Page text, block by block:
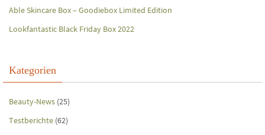
Able Skincare Box – Goodiebox Limited Edition
Lookfantastic Black Friday Box 2022
Kategorien
Beauty-News (25)
Testberichte (62)